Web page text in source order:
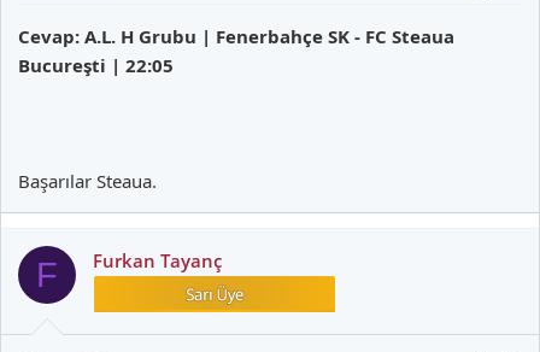
Cevap: A.L. H Grubu | Fenerbahçe SK - FC Steaua
Bucureşti | 22:05
Başarılar Steaua.
F Furkan Tayanç